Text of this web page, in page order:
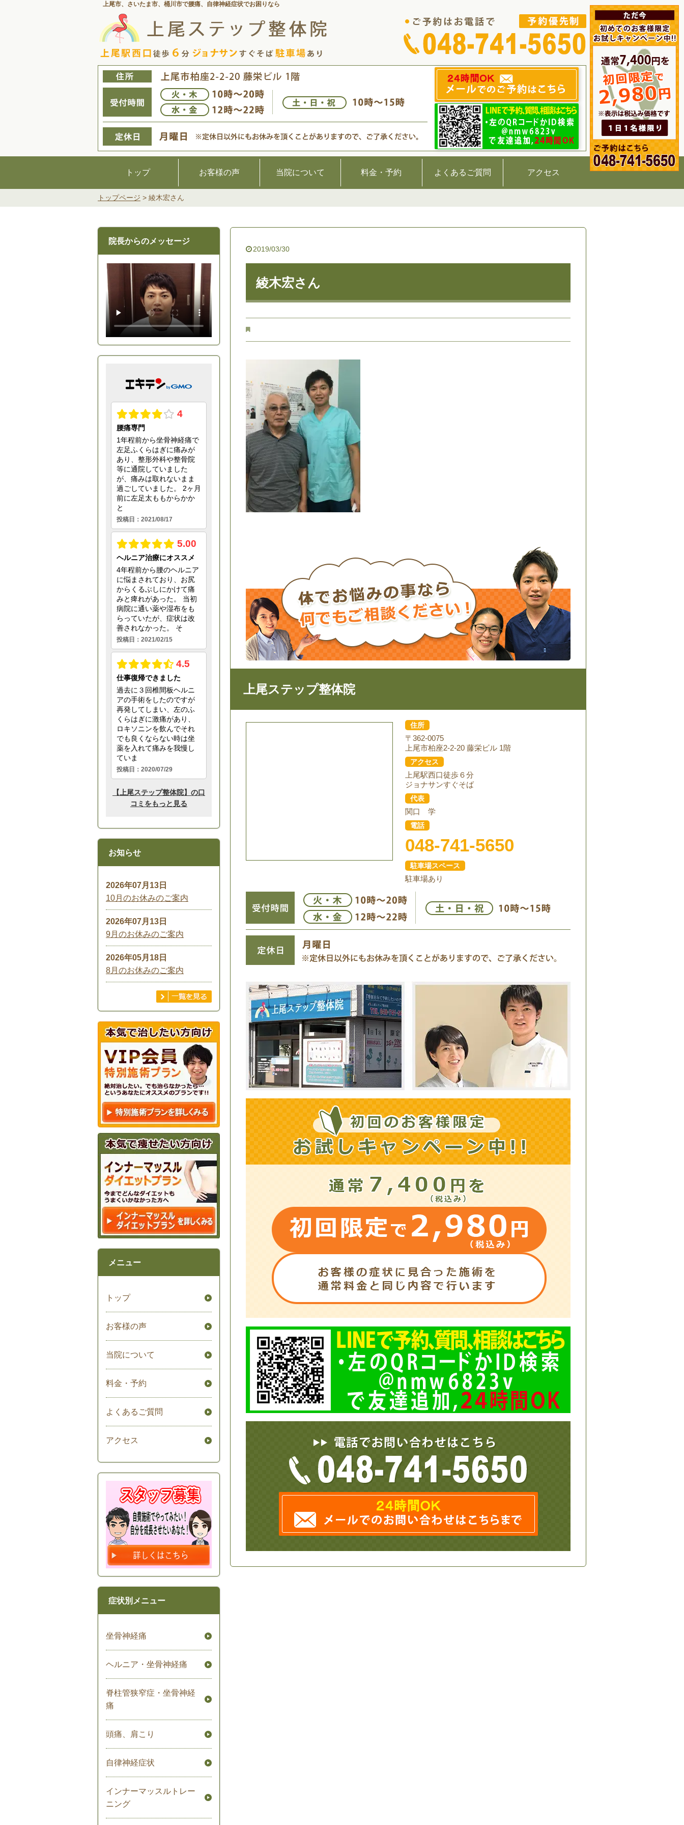
上尾市、さいたま市、桶川市で腰痛、 自律神経症状でお困りなら
トップ お客様の声 当院について 料金・予約 よくあるご質問 アクセス
トップページ > 綾木宏さん
2019/03/30
綾木宏さん
上尾ステップ整体院
住所
〒362-0075
上尾市柏座2-2-20 藤栄ビル 1階
アクセス
上尾駅西口徒歩６分
ジョナサンすぐそば
代表
関口 学
電話
048-741-5650
駐車場スペース
駐車場あり
院長からのメッセージ
お知らせ
2026年07月13日
10月のお休みのご案内
2026年07月13日
9月のお休みのご案内
2026年05月18日
8月のお休みのご案内
メニュー
トップ
お客様の声
当院について
料金・予約
よくあるご質問
アクセス
症状別メニュー
坐骨神経痛
ヘルニア・坐骨神経痛
脊柱管狭窄症・坐骨神経
痛
頭痛、肩こり
自律神経症状
インナーマッスルトレー
ニング